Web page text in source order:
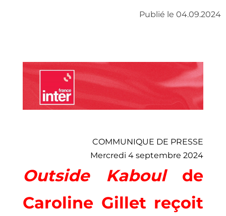
Publié le 04.09.2024
COMMUNIQUE DE PRESSE
Mercredi 4 septembre 2024
Outside Kaboul de
Caroline Gillet reçoit